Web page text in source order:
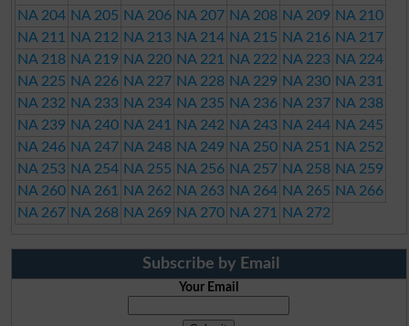
NA 204 NA 205 NA 206 NA 207 NA 208 NA 209 NA 210
NA 211
NA 212 NA 213 NA 214 NA 215 NA 216 NA 217
NA 218 NA 219 NA 220 NA 221 NA 222 NA 223 NA 224
NA 225 NA 226 NA 227 NA 228 NA 229 NA 230 NA 231
NA 232 NA 233 NA 234 NA 235 NA 236 NA 237 NA 238
NA 239 NA 240 NA 241 NA 242 NA 243 NA 244 NA 245
NA 246 NA 247 NA 248 NA 249 NA 250 NA 251
NA 252
NA 253 NA 254 NA 255 NA 256 NA 257 NA 258 NA 259
NA 260 NA 261 NA 262 NA 263 NA 264 NA 265 NA 266
NA 267 NA 268 NA 269 NA 270 NA 271 NA 272
Subscribe by Email
Your Email